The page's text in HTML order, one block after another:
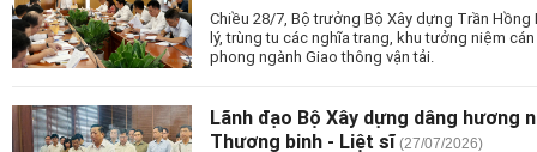
Chiều 28/7, Bộ trưởng Bộ Xây dựng Trần
lý, trùng tu các nghĩa trang, khu tưởng niệm
phong ngành Giao thông vận tải.
Lãnh đạo Bộ Xây dựng dâng hương
Thương binh - Liệt sĩ (27/07/2026)